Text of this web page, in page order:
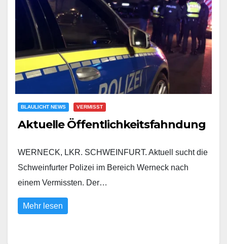
BLAULICHT NEWS VERMISST
Aktuelle Öffentlichkeitsfahndung
WERNECK, LKR. SCHWEINFURT. Aktuell sucht die
Schweinfurter Polizei im Bereich Werneck nach
einem Vermissten. Der…
Mehr lesen